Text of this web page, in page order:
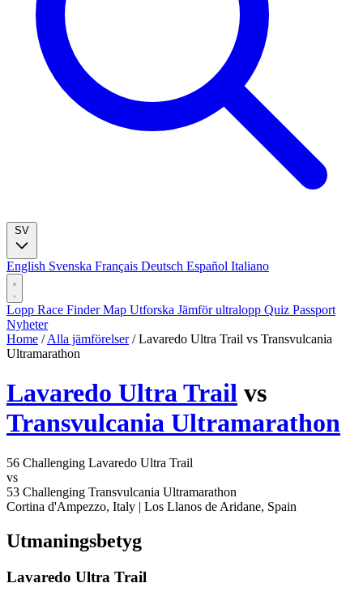
English Svenska Français Deutsch Español Italiano
Lopp Race FinderMap Utforska Jämför ultralopp Quiz Passport
Nyheter
Home / Alla jämförelser / Lavaredo Ultra Trail vs Transvulcania
Ultramarathon
Lavaredo Ultra Trail vs
Transvulcania Ultramarathon
56 Challenging Lavaredo Ultra Trail
vs
53 Challenging Transvulcania Ultramarathon
Cortina d'Ampezzo, Italy | Los Llanos de Aridane, Spain
Utmaningsbetyg
Lavaredo Ultra Trail